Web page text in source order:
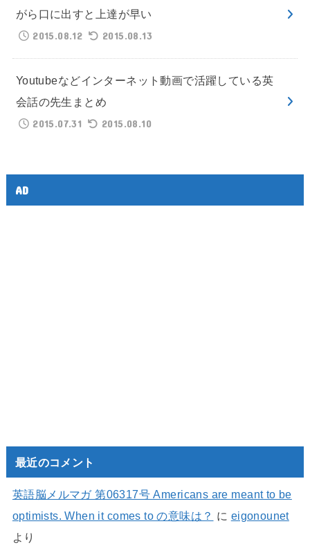
がら口に出すと上達が早い
2015.08.12
2015.08.13
Youtubeなどインターネット動画で活躍している英
会話の先生まとめ
2015.07.31
2015.08.10
AD
最近のコメント
英語脳メルマガ 第06317号 Americans are meant to be
optimists. When it comes to の意味は？ に eigonounet
より